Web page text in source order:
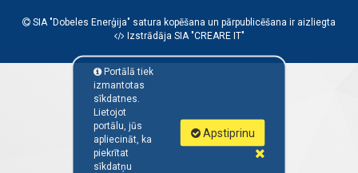
Portālā tiek
izmantotas
sīkdatnes.
Lietojot
portālu, jūs
apliecināt, ka
piekrītat
sīkdatņu
Apstiprinu
SIA "Dobeles Enerģija" satura kopēšana un pārpublicēšana ir aizliegta
Izstrādāja SIA "CREARE IT"